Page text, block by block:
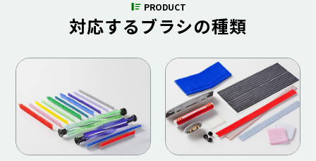
PRODUCT
対応するブラシの種類